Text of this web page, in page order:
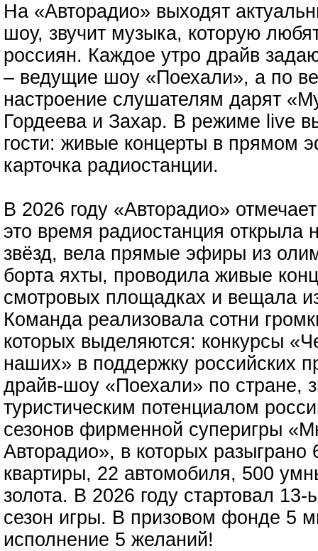
На «Авторадио» выходят
шоу, звучит музыка, которую
россиян. Каждое утро драйв
– ведущие шоу «Поехали», а по
настроение слушателям дарят
Гордеева и Захар. В режиме live
гости: живые концерты в прямом
карточка радиостанции.
В 2026 году «Авторадио»
это время радиостанция открыла
звёзд, вела прямые эфиры из
борта яхты, проводила живые
смотровых площадках и вещала
Команда реализовала сотни
которых выделяются: конкурсы
наших» в поддержку российских
драйв-шоу «Поехали» по стране,
туристическим потенциалом
сезонов фирменной суперигры
Авторадио», в которых
квартиры, 22 автомобиля, 500
золота. В 2026 году стартовал
сезон игры. В призовом фонде 5
исполнение 5 желаний!